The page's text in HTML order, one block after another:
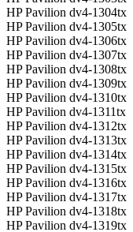
HP Pavilion dv4-1304tx
HP Pavilion dv4-1305tx
HP Pavilion dv4-1306tx
HP Pavilion dv4-1307tx
HP Pavilion dv4-1308tx
HP Pavilion dv4-1309tx
HP Pavilion dv4-1310tx
HP Pavilion dv4-1311tx
HP Pavilion dv4-1312tx
HP Pavilion dv4-1313tx
HP Pavilion dv4-1314tx
HP Pavilion dv4-1315tx
HP Pavilion dv4-1316tx
HP Pavilion dv4-1317tx
HP Pavilion dv4-1318tx
HP Pavilion dv4-1319tx